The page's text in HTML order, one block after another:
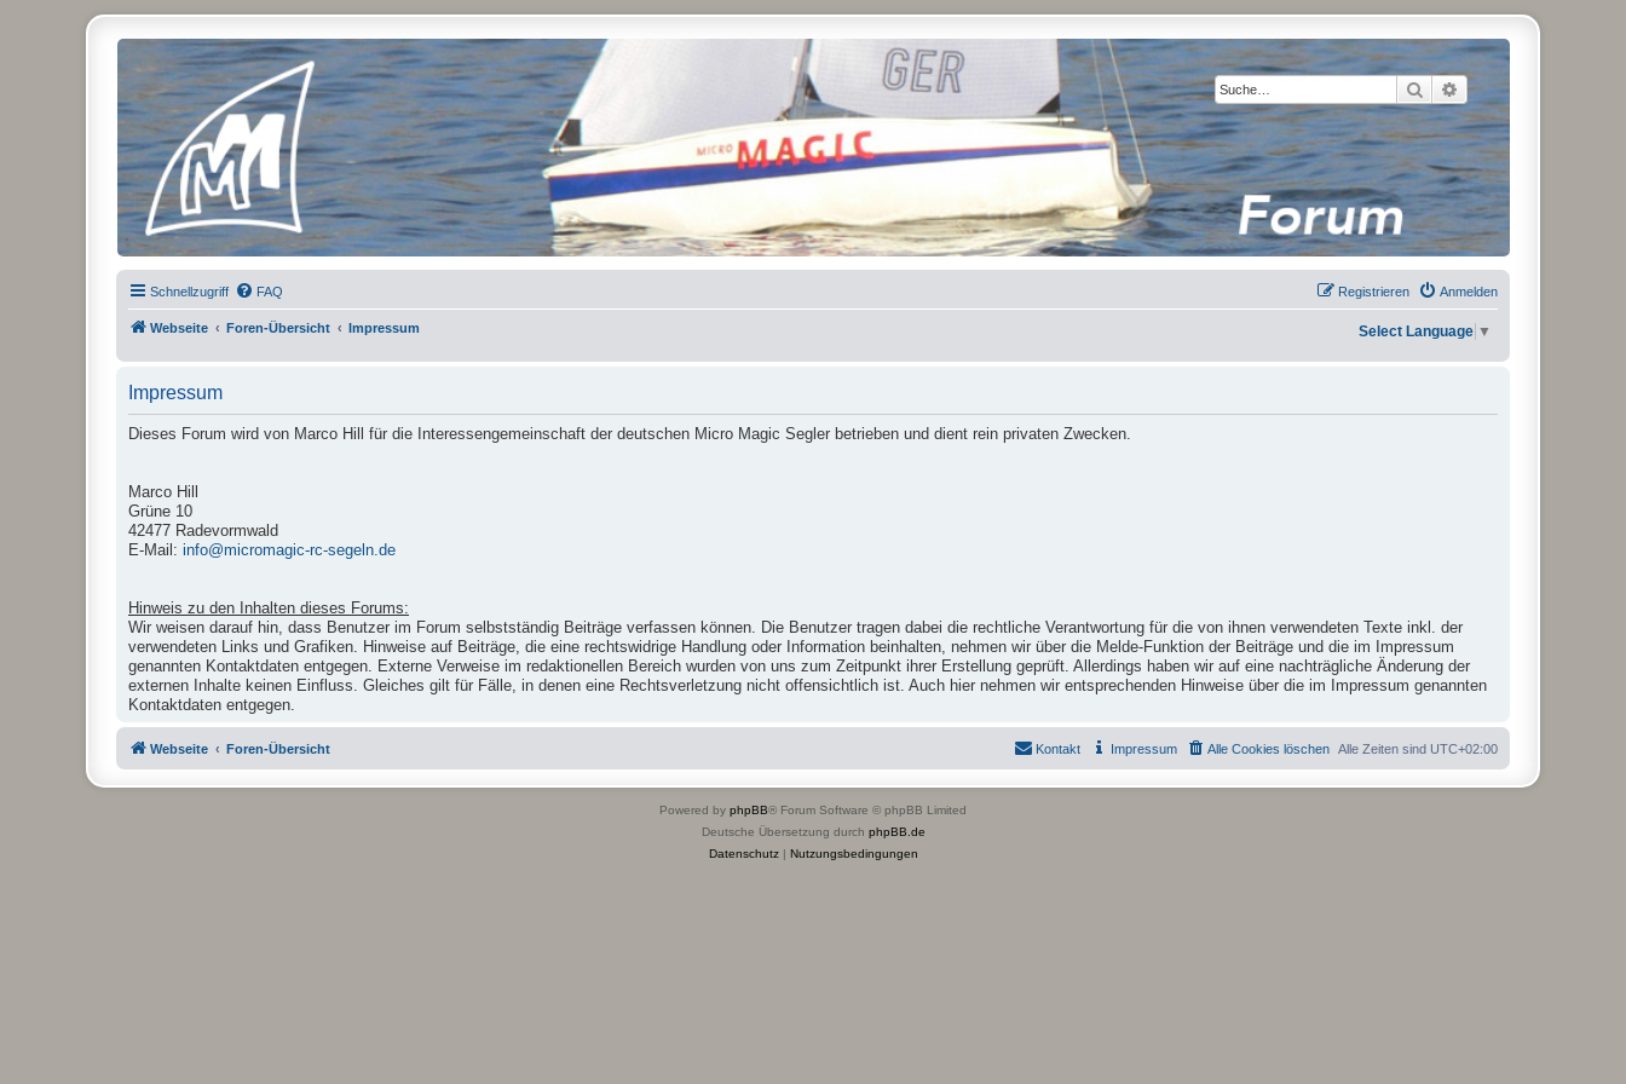
Suche Erweiterte Suche
Micro Magic Forum Deutschland
Schnellzugriff FAQ Anmelden
Registrieren
Webseite Foren-Übersicht Impressum Select Language ▼
Impressum
Dieses Forum wird von Marco Hill für die Interessengemeinschaft der deutschen Micro Magic Segler betrieben und dient rein privaten Zwecken.
Marco Hill
Grüne 10
42477 Radevormwald
E-Mail: info@micromagic-rc-segeln.de
Hinweis zu den Inhalten dieses Forums:
Wir weisen darauf hin, dass Benutzer im Forum selbstständig Beiträge verfassen können. Die Benutzer tragen dabei die rechtliche Verantwortung für die von ihnen verwendeten Texte inkl. der
verwendeten Links und Grafiken. Hinweise auf Beiträge, die eine rechtswidrige Handlung oder Information beinhalten, nehmen wir über die Melde-Funktion der Beiträge und die im Impressum
genannten Kontaktdaten entgegen. Externe Verweise im redaktionellen Bereich wurden von uns zum Zeitpunkt ihrer Erstellung geprüft. Allerdings haben wir auf eine nachträgliche Änderung der
externen Inhalte keinen Einfluss. Gleiches gilt für Fälle, in denen eine Rechtsverletzung nicht offensichtlich ist. Auch hier nehmen wir entsprechenden Hinweise über die im Impressum genannten
Kontaktdaten entgegen.
Webseite Foren-Übersicht Alle Zeiten sind UTC+02:00
Alle Cookies löschen
Impressum
Kontakt
Powered by phpBB® Forum Software © phpBB Limited
Deutsche Übersetzung durch phpBB.de
Datenschutz| Nutzungsbedingungen